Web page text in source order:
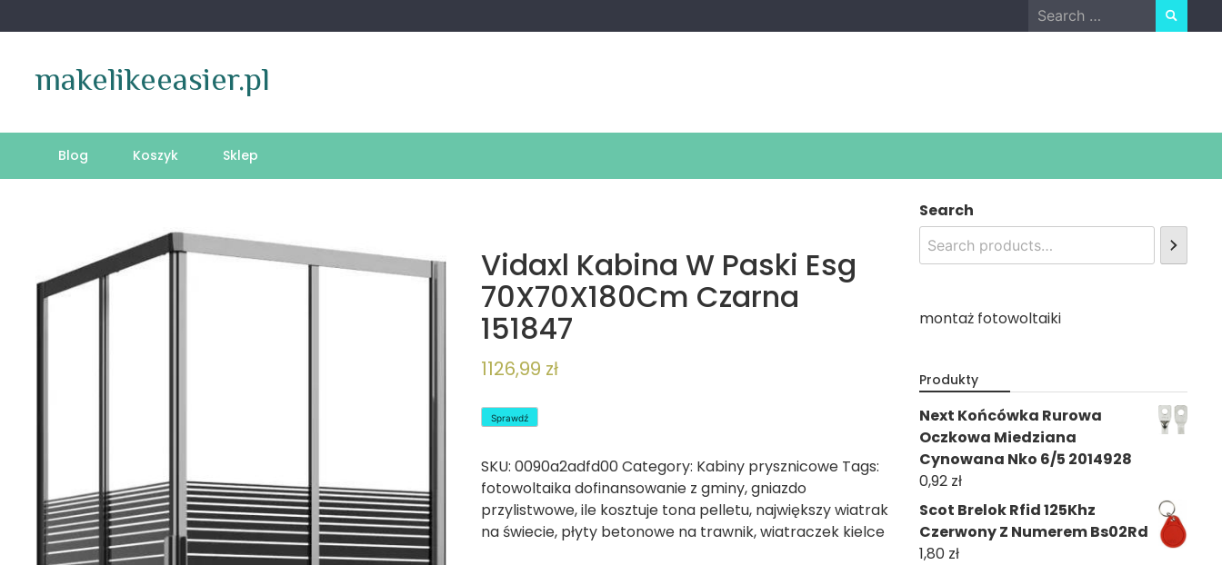
to
Search
for:
makelikeeasier.pl
Blog Koszyk Sklep
Vidaxl Kabina W Paski Esg
70X70X180Cm Czarna
151847
1126,99 zł
Sprawdź
SKU: 0090a2adfd00Category: Kabiny prysznicowe Tags:
fotowoltaika dofinansowanie z gminy,gniazdo
przylistwowe,ile kosztuje tona pelletu, największy wiatrak
na świecie, płyty betonowe na trawnik,wiatraczek kielce
Search
montaż fotowoltaiki
Produkty
Next Końcówka Rurowa
Oczkowa Miedziana
Cynowana Nko 6/5 2014928
0,92 zł
Scot Brelok Rfid 125Khz
Czerwony Z Numerem Bs02Rd
1,80 zł